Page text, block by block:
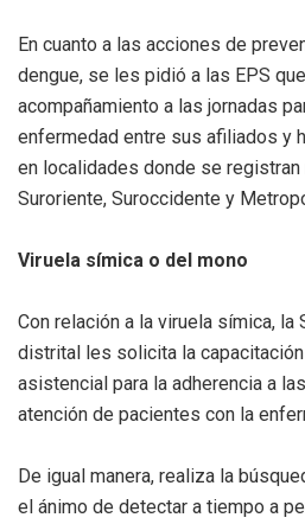
En cuanto a las acciones de
dengue, se les pidió a las EPS
acompañamiento a las jornadas
enfermedad entre sus afiliados y
en localidades donde se
Suroriente, Suroccidente y
Viruela símica o del mono
Con relación a la viruela símica, la
distrital les solicita la
asistencial para la adherencia a
atención de pacientes con la
De igual manera, realiza la
el ánimo de detectar a tiempo a